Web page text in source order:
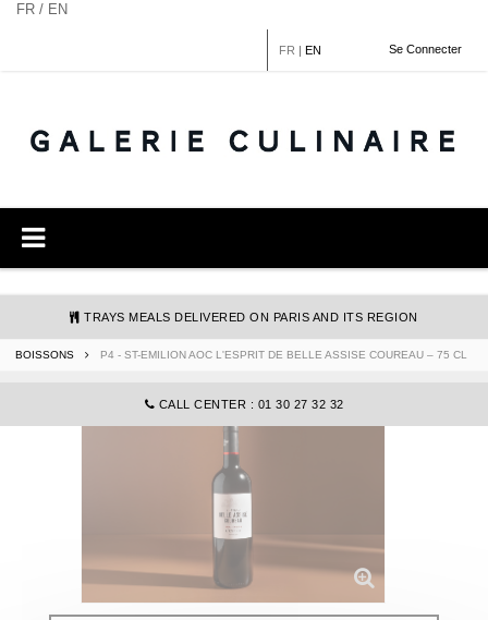
FR / EN
Se Connecter
FR | EN
TRAYS MEALS DELIVERED ON PARIS AND ITS REGION
COMMANDE@GALERIECULINAIRE.FR
CALL CENTER : 01 30 27 32 32
BOISSONS P4 - ST-EMILION AOC L'ESPRIT DE BELLE ASSISE COUREAU – 75 CL
Cookies management panel